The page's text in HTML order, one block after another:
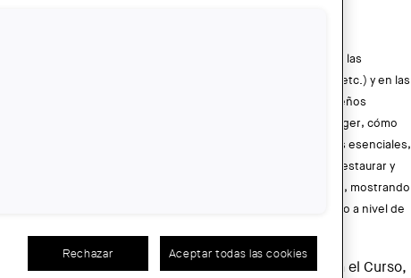
Reflexionaremos sobre su valor patrimonial -en todas las
vertientes (artística, etnográfica, paisajística, social, etc.) y en las
diversas escalas (territorial, urbana, edificada y pequeños
elementos auxiliares)-, y sobre cómo se deben proteger, cómo
podemos delimitarlas, cómo definimos sus elementos esenciales,
cómo se comportan sus materiales, cómo se deben restaurar y
conservar, y también cómo se adaptan a nuevos usos, mostrando
la multidisciplinariedad que reúne a su alrededor, tanto a nivel de
Dada la gran diversidad de casos a tratar en el Curso,
Rechazar Aceptar todas las cookies